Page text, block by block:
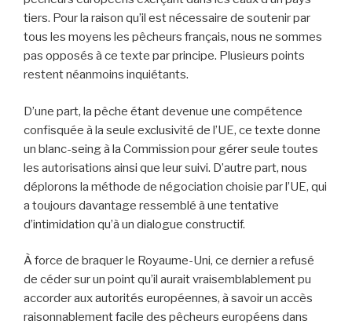
tiers. Pour la raison qu’il est nécessaire de soutenir par
tous les moyens les pêcheurs français, nous ne sommes
pas opposés à ce texte par principe. Plusieurs points
restent néanmoins inquiétants.
D’une part, la pêche étant devenue une compétence
confisquée à la seule exclusivité de l’UE, ce texte donne
un blanc-seing à la Commission pour gérer seule toutes
les autorisations ainsi que leur suivi. D’autre part, nous
déplorons la méthode de négociation choisie par l’UE, qui
a toujours davantage ressemblé à une tentative
d’intimidation qu’à un dialogue constructif.
À force de braquer le Royaume-Uni, ce dernier a refusé
de céder sur un point qu’il aurait vraisemblablement pu
accorder aux autorités européennes, à savoir un accès
raisonnablement facile des pêcheurs européens dans